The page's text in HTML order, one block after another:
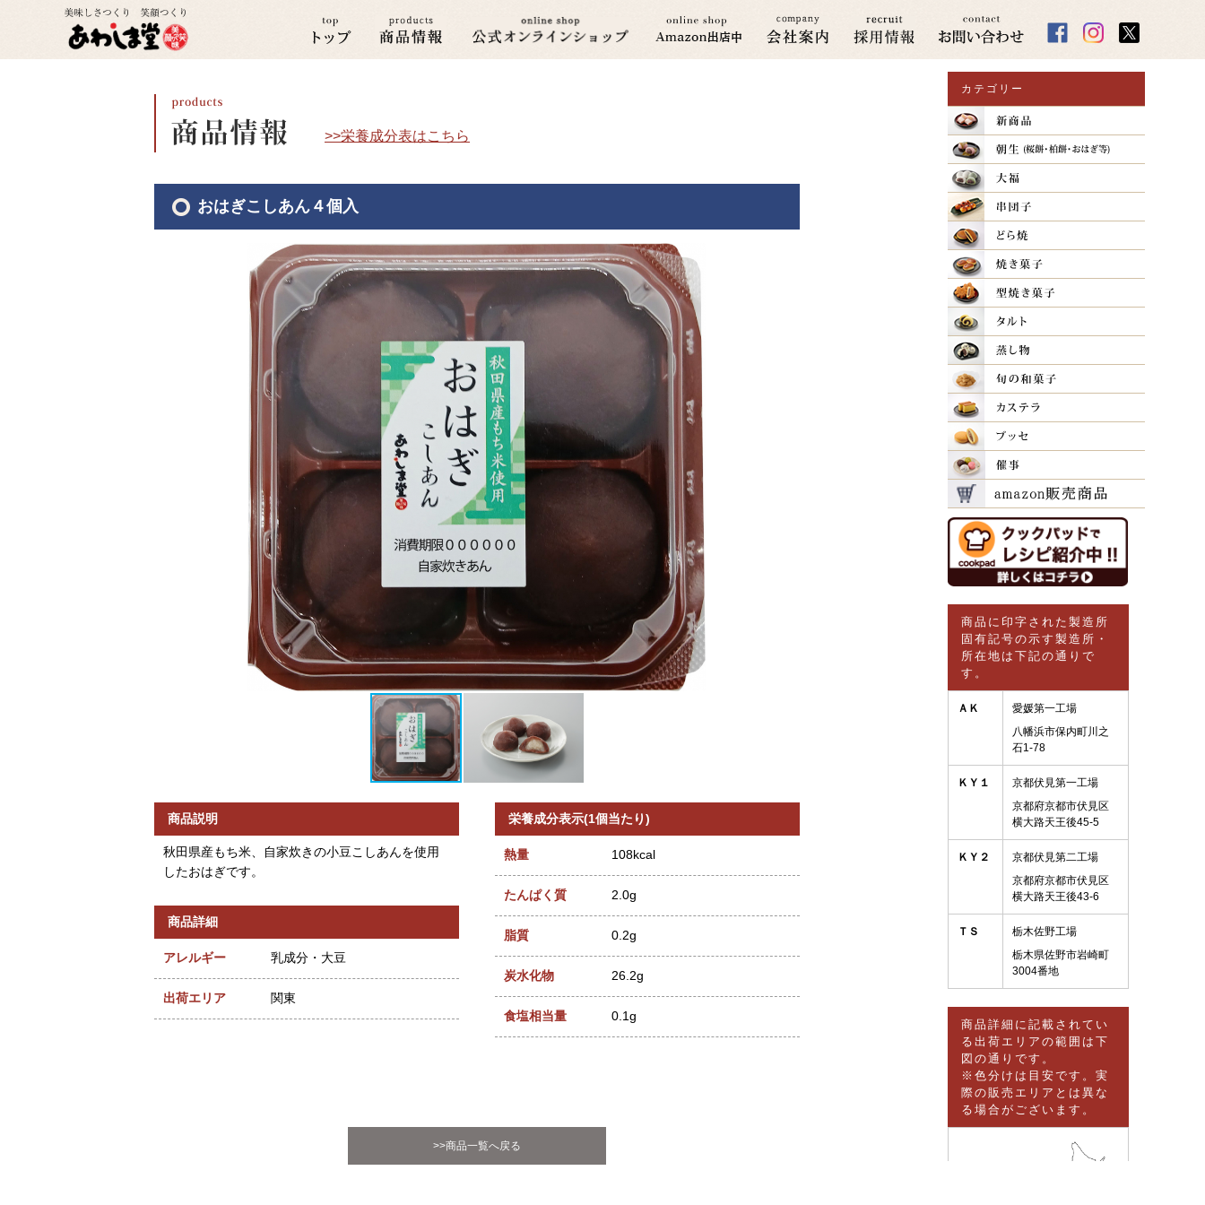
>>栄養成分表はこちら
おはぎこしあん４個入
商品説明
秋田県産もち米、自家炊きの小豆こしあんを使用
したおはぎです。
商品詳細
アレルギー 乳成分・大豆
出荷エリア 関東
栄養成分表示(1個当たり)
熱量 108kcal
たんぱく質 2.0g
脂質 0.2g
炭水化物 26.2g
食塩相当量 0.1g
>>商品一覧へ戻る
カテゴリー
商品に印字された製造所
固有記号の示す製造所・
所在地は下記の通りで
す。
ＡＫ
愛媛第一工場
八幡浜市保内町川之
石1-78
ＫＹ１
京都伏見第一工場
京都府京都市伏見区
横大路天王後45-5
ＫＹ２
京都伏見第二工場
京都府京都市伏見区
横大路天王後43-6
ＴＳ
栃木佐野工場
栃木県佐野市岩崎町
3004番地
商品詳細に記載されてい
る出荷エリアの範囲は下
図の通りです。
※色分けは目安です。実
際の販売エリアとは異な
る場合がございます。